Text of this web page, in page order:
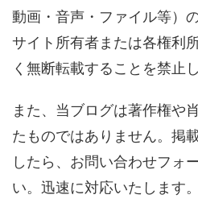
動画・音声・ファイル等）
サイト所有者または各権利
く無断転載することを禁止し
また、当ブログは著作権や
たものではありません。掲
したら、お問い合わせフォ
い。迅速に対応いたします。